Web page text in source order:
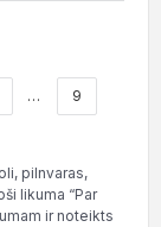
… 9
pilnvaras,
likuma “Par
ir noteikts